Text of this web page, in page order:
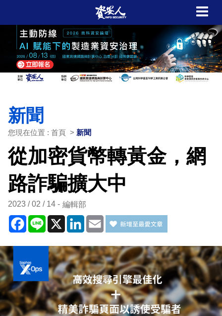
新聞
您現在位置 : 首頁 > 新聞
從加密貨幣轉黃金，網
路詐騙擴大中
2023 / 02 / 14 編輯部
Facebook
Line X LinkedIn
Email